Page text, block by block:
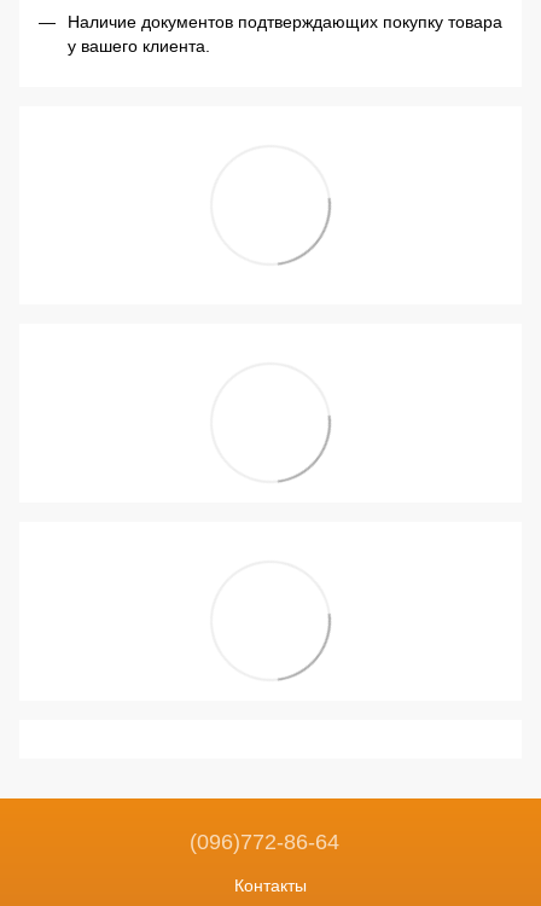
Наличие документов подтверждающих покупку товара
у вашего клиента.
(096)772-86-64
Контакты